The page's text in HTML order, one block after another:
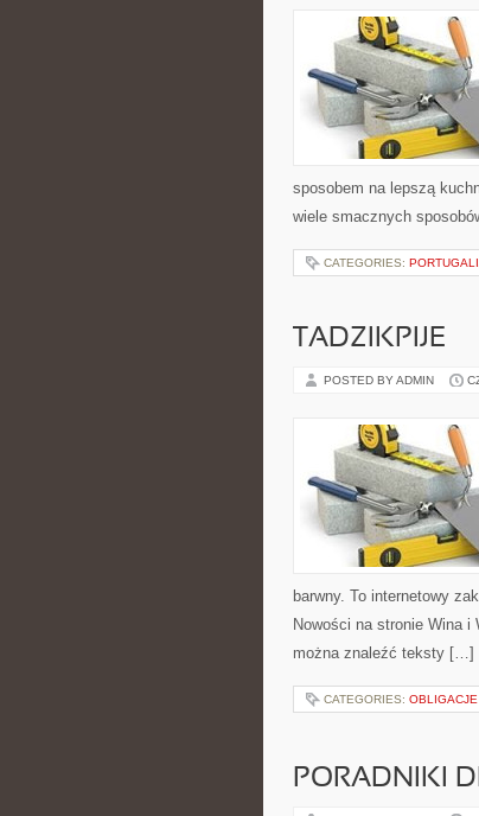
sposobem na lepszą
wiele smacznych
CATEGORIES:
TADZIKPIJE
POSTED BY ADMIN
barwny. To internetowy
Nowości na stronie Wina
można znaleźć teksty […]
CATEGORIES:
PORADNIKI